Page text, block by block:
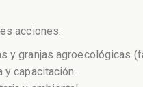
acciones:
y granjas agroecológicas
capacitación.